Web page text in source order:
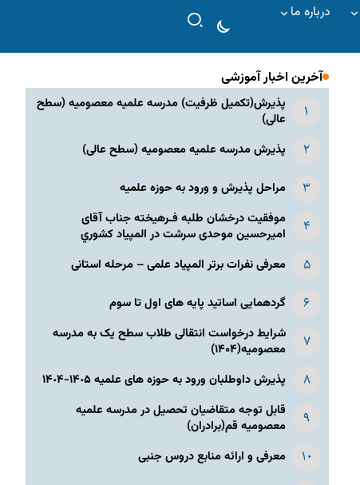
درباره ما
آخرین اخبار آموزشی
پذیرش(تکمیل ظرفیت) مدرسه علمیه معصومیه‌ (سطح
عالی)
پذیرش مدرسه علمیه معصومیه‌ (سطح عالی)
مراحل پذیرش و ورود به حوزه علمیه
موفقیت درخشان طلبه فـرهیخته جناب آقای
امیرحسین موحدی سرشت در المپياد كشوري
معرفی نفرات برتر المپیاد علمی – مرحله استانی
گردهمایی اساتید پایه های اول تا سوم
شرایط درخواست انتقالی طلاب سطح یک به مدرسه
معصومیه(۱۴۰۴)
پذیرش داوطلبان ورود به حوزه های علمیه ١۴٠۵-١۴٠۴
قابل توجه متقاضیان تحصیل در مدرسه علمیه
معصومیه قم(برادران)
معرفی و ارائه منابع دروس جنبی